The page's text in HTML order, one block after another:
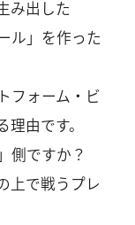
み出した
ル」を作った
フォーム・ビ
由です。
側ですか？
上で戦うプレ